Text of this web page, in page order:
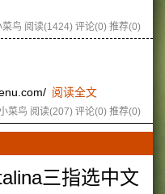
鸟 阅读(1424) 评论(0) 推荐(0)
阅读全文
菜鸟 阅读(207) 评论(0) 推荐(0)
三指选中文